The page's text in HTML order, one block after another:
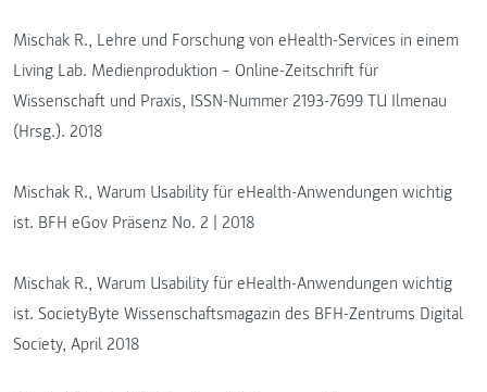
Mischak R., Lehre und Forschung von eHealth-Services in einem
Living Lab. Medienproduktion – Online-Zeitschrift für
Wissenschaft und Praxis, ISSN-Nummer 2193-7699 TU Ilmenau
(Hrsg.). 2018
Mischak R., Warum Usability für eHealth-Anwendungen wichtig
ist. BFH eGov Präsenz No. 2 | 2018
Mischak R., Warum Usability für eHealth-Anwendungen wichtig
ist. SocietyByte Wissenschaftsmagazin des BFH-Zentrums Digital
Society, April 2018